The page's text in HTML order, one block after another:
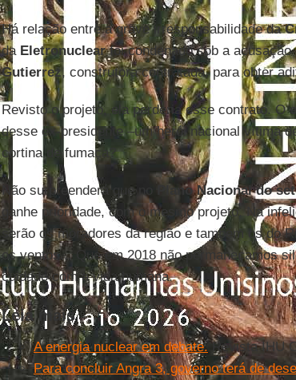
Há relação entre a grave irresponsabilidade da
da Eletronuclearfoi condenado sob a
Gutierrez, construtora contratada, para obter
Revisto o projeto, ela perderia esse contrato. O
desse ex-presidente –um herói nacional vítima
cortina de fumaça?
Não surpreenderá que no Plano Nacional do
ganhe prioridade, com o mesmo projeto. Na
serão os moradores da região e também os do
os ventos... Que em 2018 não permaneçamos
cuidado com a vida humana.
Leia mais
A energia nuclear em debate. Revista IHU
Para concluir Angra 3, governo terá de